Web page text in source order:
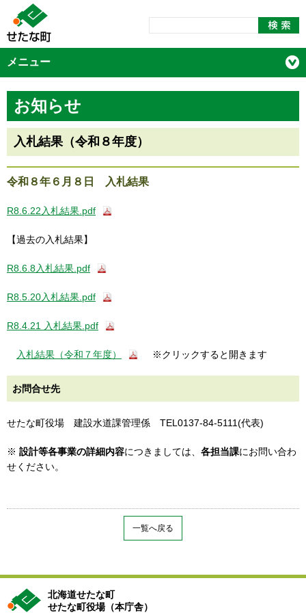
メニュー
お知らせ
入札結果（令和８年度）
令和８年６月８日 入札結果
R8.6.22入札結果.pdf
【過去の入札結果】
R8.6.8入札結果.pdf
R8.5.20入札結果.pdf
R8.4.21 入札結果.pdf
入札結果（令和７年度） ※クリックすると開きます
お問合せ先
せたな町役場 建設水道課管理係 TEL0137-84-5111(代表)
※ 設計等各事業の詳細内容につきましては、 各担当課にお問い合わ
せください。
一覧へ戻る
北海道せたな町
せたな町役場（本庁舎）